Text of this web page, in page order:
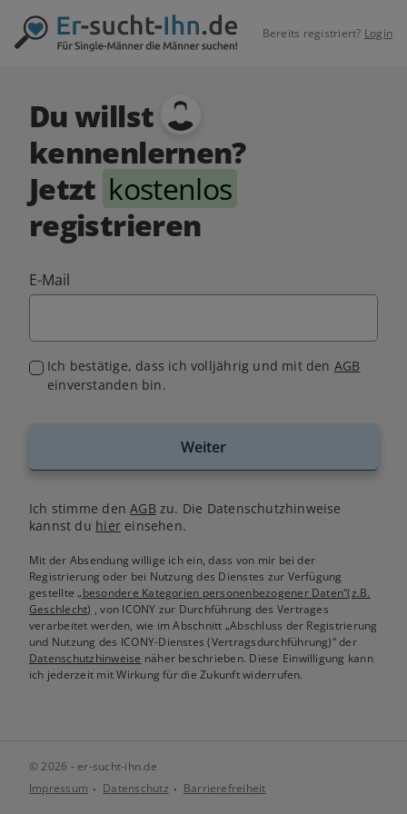
Bereits registriert? Login
Du willst
kennenlernen?
Jetzt kostenlos
registrieren
E-Mail
Ich bestätige, dass ich volljährig und mit den AGB
einverstanden bin.
Weiter
Ich stimme denAGB zu. Die Datenschutzhinweise
kannst du hiereinsehen.
Mit der Absendung willige ich ein, dass von mir bei der
Registrierung oder bei Nutzung des Dienstes zur Verfügung
gestellte„besondere Kategorien personenbezogener Daten“(z.B.
Geschlecht) , von ICONY zur Durchführung des Vertrages
verarbeitet werden, wie im Abschnitt „Abschluss der Registrierung
und Nutzung des ICONY-Dienstes (Vertragsdurchführung)“ der
Datenschutzhinweise näher beschrieben. Diese Einwilligung kann
ich jederzeit mit Wirkung für die Zukunft widerrufen.
© 2026 - er-sucht-ihn.de
Impressum
Datenschutz Barrierefreiheit